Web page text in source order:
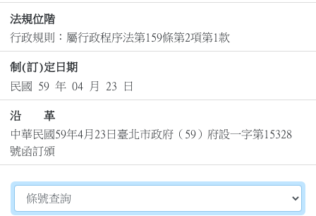
法規位階
行政規則：屬行政程序法第159條第2項第1款
制(訂)定日期
民國 59 年 04 月 23 日
沿 革
中華民國59年4月23日臺北市政府（59）府設一字第15328
號函訂頒
切換選擇法規資訊內容